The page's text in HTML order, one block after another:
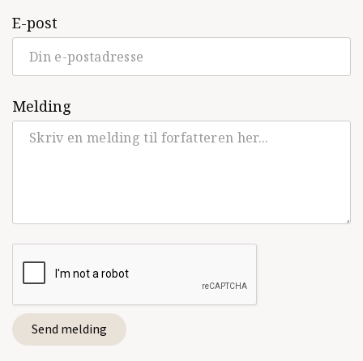
E-post
Melding